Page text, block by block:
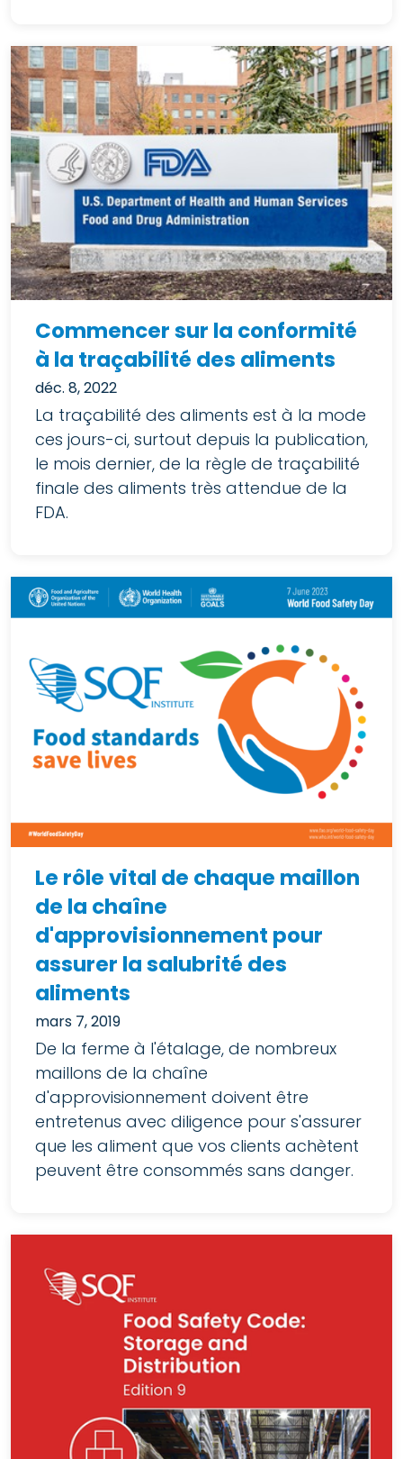
Commencer sur la conformité
à la traçabilité des aliments
déc. 8, 2022
La traçabilité des aliments est à la mode
ces jours-ci, surtout depuis la publication,
le mois dernier, de la règle de traçabilité
finale des aliments très attendue de la
FDA.
Le rôle vital de chaque maillon
de la chaîne
d'approvisionnement pour
assurer la salubrité des
aliments
mars 7, 2019
De la ferme à l'étalage, de nombreux
maillons de la chaîne
d'approvisionnement doivent être
entretenus avec diligence pour s'assurer
que les aliment que vos clients achètent
peuvent être consommés sans danger.